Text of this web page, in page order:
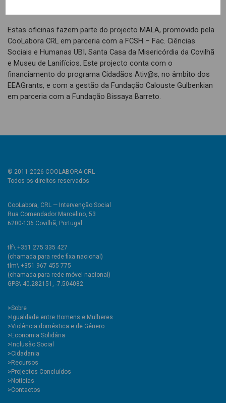
Estas oficinas fazem parte do projecto MALA, promovido pela
CooLabora CRL em parceria com a FCSH – Fac. Ciências
Sociais e Humanas UBI, Santa Casa da Misericórdia da Covilhã
e Museu de Lanifícios. Este projecto conta com o
financiamento do programa Cidadãos Ativ@s, no âmbito dos
EEAGrants, e com a gestão da Fundação Calouste Gulbenkian
em parceria com a Fundação Bissaya Barreto.
© 2011-2026 COOLABORA CRL
Todos os direitos reservados
CooLabora, CRL — Intervenção Social
Rua Comendador Marcelino, 53
6200-136 Covilhã, Portugal
tlf\ +351 275 335 427
(chamada para rede fixa nacional)
tlm\ +351 967 455 775
(chamada para rede móvel nacional)
GPS\ 40.282151, -7.504082
>Sobre
>Igualdade entre Homens e Mulheres
>Violência doméstica e de Género
>Economia Solidária
>Inclusão Social
>Cidadania
>Recursos
>Projectos Concluídos
>Notícias
>Contactos